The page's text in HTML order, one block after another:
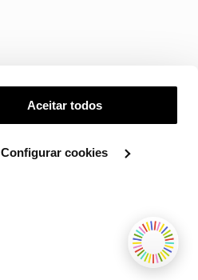
Aceitar todos
Configurar cookies